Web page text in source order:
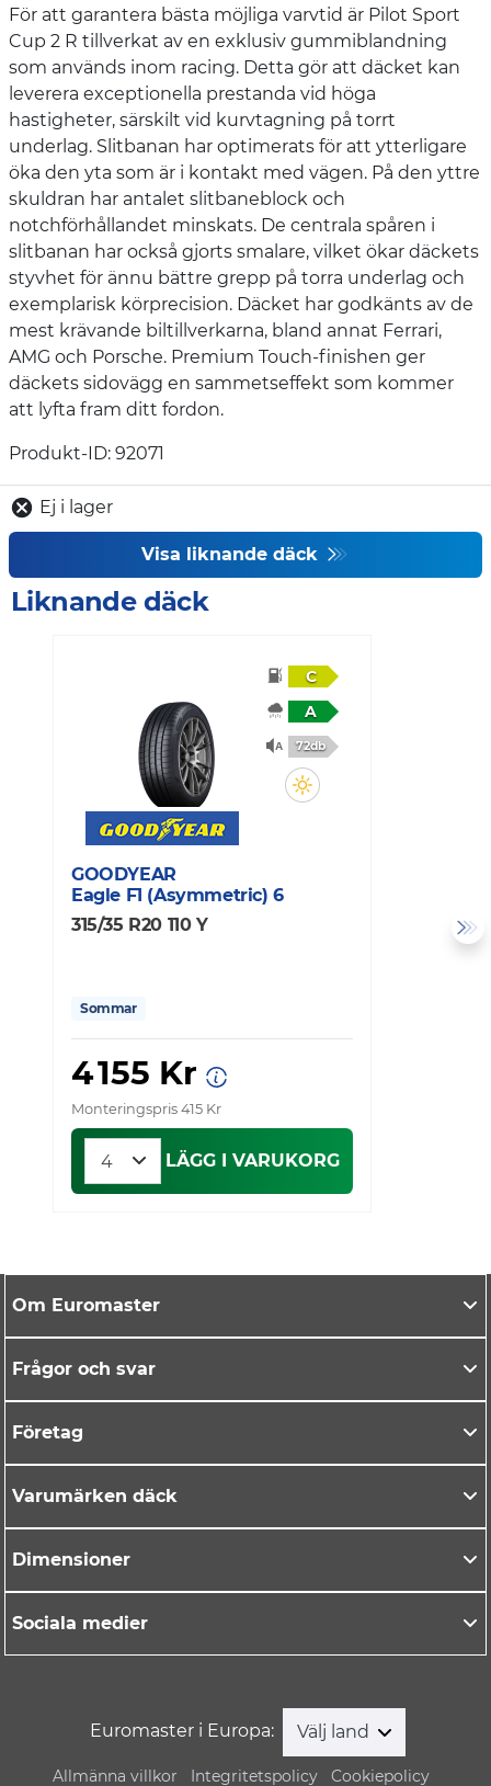
För att garantera bästa möjliga varvtid är Pilot Sport
Cup 2 R tillverkat av en exklusiv gummiblandning
som används inom racing. Detta gör att däcket kan
leverera exceptionella prestanda vid höga
hastigheter, särskilt vid kurvtagning på torrt
underlag. Slitbanan har optimerats för att ytterligare
öka den yta som är i kontakt med vägen. På den yttre
skuldran har antalet slitbaneblock och
notchförhållandet minskats. De centrala spåren i
slitbanan har också gjorts smalare, vilket ökar däckets
styvhet för ännu bättre grepp på torra underlag och
exemplarisk körprecision. Däcket har godkänts av de
mest krävande biltillverkarna, bland annat Ferrari,
AMG och Porsche. Premium Touch-finishen ger
däckets sidovägg en sammetseffekt som kommer
att lyfta fram ditt fordon.
Produkt-ID: 92071
Ej i lager
Visa liknande däck
Liknande däck
C
A
72db
GOODYEAR
Eagle F1 (Asymmetric) 6
315/35 R20 110 Y
Sommar
4 155 Kr
Monteringspris 415 Kr
LÄGG I VARUKORG
Om Euromaster
Frågor och svar
Företag
Varumärken däck
Dimensioner
Sociala medier
Euromaster i Europa: Välj land
Allmänna villkor Integritetspolicy Cookiepolicy